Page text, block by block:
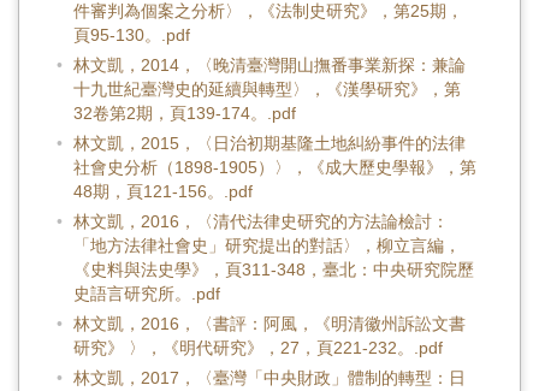
件審判為個案之分析〉，《法制史研究》，第25期，
頁95-130。.pdf
林文凱，2014，〈晚清臺灣開山撫番事業新探：兼論
十九世紀臺灣史的延續與轉型〉，《漢學研究》，第
32卷第2期，頁139-174。.pdf
林文凱，2015，〈日治初期基隆土地糾紛事件的法律
社會史分析（1898-1905）〉，《成大歷史學報》，第
48期，頁121-156。.pdf
林文凱，2016，〈清代法律史研究的方法論檢討：
「地方法律社會史」研究提出的對話〉，柳立言編，
《史料與法史學》，頁311-348，臺北：中央研究院歷
史語言研究所。.pdf
林文凱，2016，〈書評：阿風，《明清徽州訴訟文書
研究》 〉，《明代研究》，27，頁221-232。.pdf
林文凱，2017，〈臺灣「中央財政」體制的轉型：日